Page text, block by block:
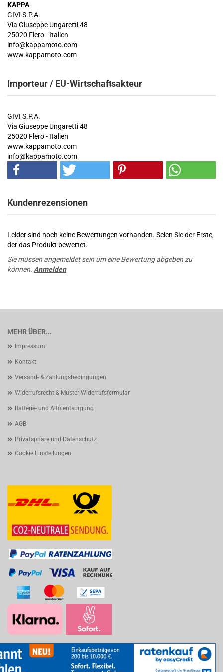
KAPPA
GIVI S.P.A.
Via Giuseppe Ungaretti 48
25020 Flero - Italien
info@kappamoto.com
www.kappamoto.com
Importeur / EU-Wirtschaftsakteur
GIVI S.P.A.
Via Giuseppe Ungaretti 48
25020 Flero - Italien
www.kappamoto.com
info@kappamoto.com
Kundenrezensionen
Leider sind noch keine Bewertungen vorhanden. Seien Sie der Erste,
der das Produkt bewertet.
Sie müssen angemeldet sein um eine Bewertung abgeben zu
können. Anmelden
MEHR ÜBER...
Impressum
Kontakt
Versand- & Zahlungsbedingungen
Widerrufsrecht & Muster-Widerrufsformular
Batterie- und Altölentsorgung
AGB
Privatsphäre und Datenschutz
Cookie Einstellungen